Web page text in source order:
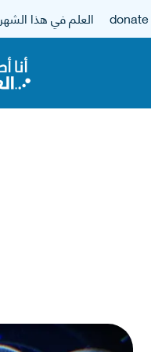
العلم في هذا الشهر